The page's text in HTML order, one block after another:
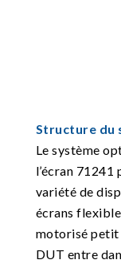
Structure du
Le système
l’écran 71241
variété de
écrans
motorisé petit
DUT entre